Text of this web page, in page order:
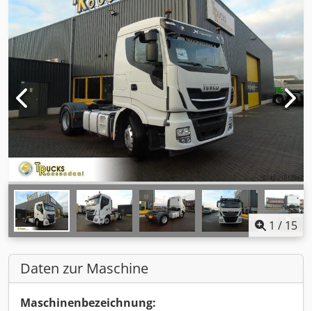
1 / 15
Daten zur Maschine
Maschinenbezeichnung: